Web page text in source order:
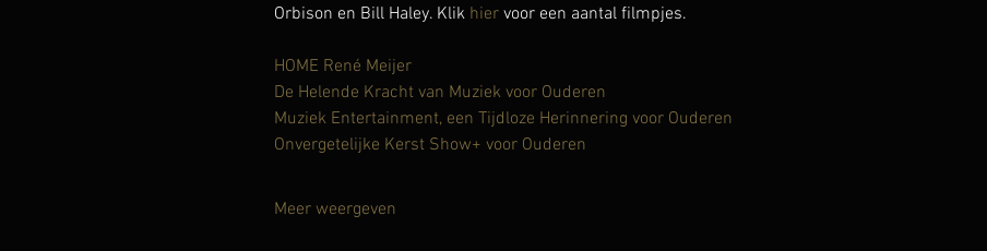
Orbison en Bill Haley. Klik hier voor een aantal filmpjes.
HOME René Meijer
De Helende Kracht van Muziek voor Ouderen
Muziek Entertainment, een Tijdloze Herinnering voor Ouderen
Onvergetelijke Kerst Show+ voor Ouderen
Meer weergeven